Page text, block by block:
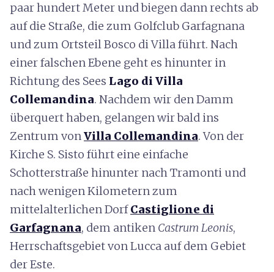
paar hundert Meter und biegen dann rechts ab
auf die Straße, die zum Golfclub Garfagnana
und zum Ortsteil Bosco di Villa führt. Nach
einer falschen Ebene geht es hinunter in
Richtung des Sees Lago di Villa
Collemandina. Nachdem wir den Damm
überquert haben, gelangen wir bald ins
Zentrum vonVilla Collemandina. Von der
Kirche S. Sisto führt eine einfache
Schotterstraße hinunter nach Tramonti und
nach wenigen Kilometern zum
mittelalterlichen DorfCastiglione di
Garfagnana, dem antiken Castrum Leonis,
Herrschaftsgebiet von Lucca auf dem Gebiet
der Este.